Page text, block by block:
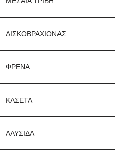
ΔΙΣΚΟΒΡΑΧΙOΝΑΣ
ΦΡΕΝΑ
ΚΑΣΕΤΑ
ΑΛΥΣΙΔΑ